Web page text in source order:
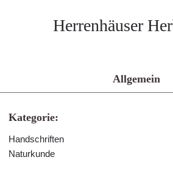
Herrenhäuser
Allgemein
Kategorie:
Handschriften
Naturkunde